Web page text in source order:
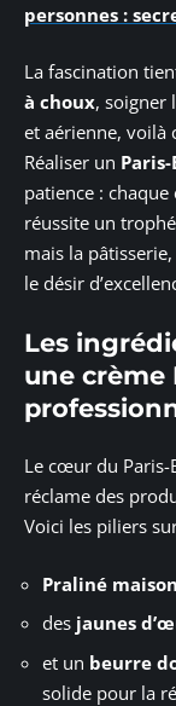
personnes :
La fascination
à choux, soigner
et aérienne, voilà
Réaliser un
patience :
réussite un
mais la
le désir
Les
une crème
Le cœur du Paris-
réclame des
Voici les piliers
Praliné maison
des jaunes
et un beurre
solide pour la